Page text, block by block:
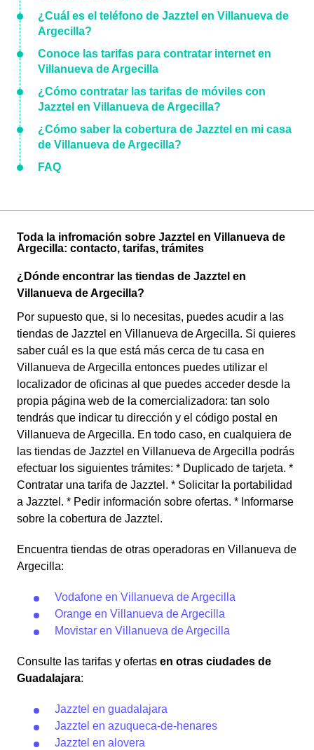
¿Cuál es el teléfono de Jazztel en Villanueva de
Argecilla?
Conoce las tarifas para contratar internet en
Villanueva de Argecilla
¿Cómo contratar las tarifas de móviles con
Jazztel en Villanueva de Argecilla?
¿Cómo saber la cobertura de Jazztel en mi casa
de Villanueva de Argecilla?
FAQ
Toda la infromación sobre Jazztel en Villanueva de
Argecilla: contacto, tarifas, trámites
¿Dónde encontrar las tiendas de Jazztel en
Villanueva de Argecilla?
Por supuesto que, si lo necesitas, puedes acudir a las
tiendas de Jazztel en Villanueva de Argecilla. Si quieres
saber cuál es la que está más cerca de tu casa en
Villanueva de Argecilla entonces puedes utilizar el
localizador de oficinas al que puedes acceder desde la
propia página web de la comercializadora: tan solo
tendrás que indicar tu dirección y el código postal en
Villanueva de Argecilla. En todo caso, en cualquiera de
las tiendas de Jazztel en Villanueva de Argecilla podrás
efectuar los siguientes trámites: * Duplicado de tarjeta. *
Contratar una tarifa de Jazztel. * Solicitar la portabilidad
a Jazztel. * Pedir información sobre ofertas. * Informarse
sobre la cobertura de Jazztel.
Encuentra tiendas de otras operadoras en Villanueva de
Argecilla:
Vodafone en Villanueva de Argecilla
Orange en Villanueva de Argecilla
Movistar en Villanueva de Argecilla
Consulte las tarifas y ofertas en otras ciudades de
Guadalajara:
Jazztel en guadalajara
Jazztel en azuqueca-de-henares
Jazztel en alovera